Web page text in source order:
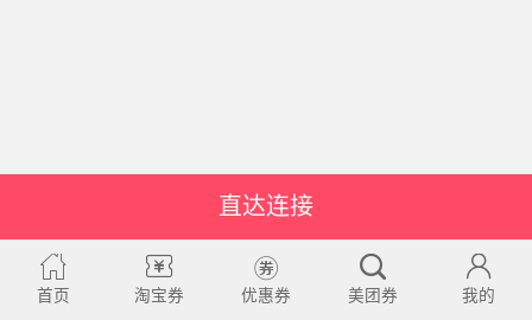
直达连接
首页 淘宝券 优惠券 美团券 我的